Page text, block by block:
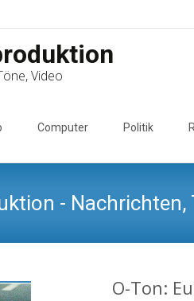
Video
Computer Politik
- Nachrichten,
O-Ton: